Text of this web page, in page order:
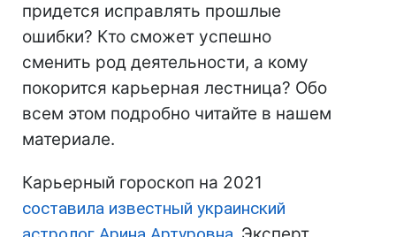
придется исправлять прошлые
ошибки? Кто сможет успешно
сменить род деятельности, а кому
покорится карьерная лестница? Обо
всем этом подробно читайте в нашем
материале.
Карьерный гороскоп на 2021
составила известный украинский